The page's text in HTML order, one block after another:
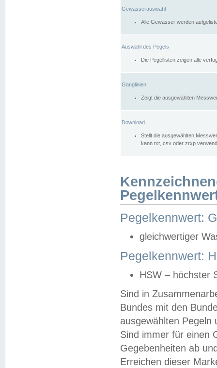
Gewässerauswahl
Alle Gewässer werden
Auswahl des Pegels
Die Pegellisten zeigen alle
Ganglinien
Zeigt die ausgewählten
Download
Stellt die ausgewählten
kann txt, csv oder zrxp
Pegelkennwert:
gleichwertiger
Pegelkennwert:
HSW – höchster
Sind in
Bundes mit den
ausgewählten
Sind immer für einen
Gegebenheiten ab
Erreichen dieser